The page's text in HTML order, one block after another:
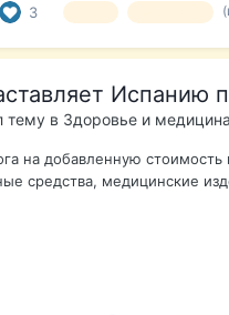
3
Испанию
тему в Здоровье и медицина
на добавленную
средства, медицинские